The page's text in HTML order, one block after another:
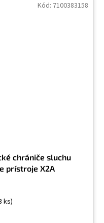
chrániče sluchu
prístroje X2A
ks)
Kód: 7100383158